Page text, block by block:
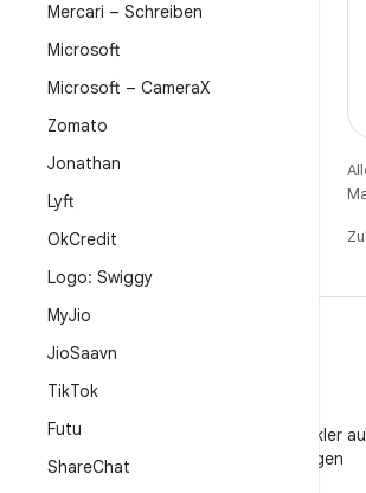
Mercari – Schreiben
Microsoft
Microsoft – CameraX
Zomato
Jonathan
Lyft
OkCredit
Logo: Swiggy
MyJio
JioSaavn
TikTok
Futu
ShareChat
Android-Entwickler
WeChat folgen